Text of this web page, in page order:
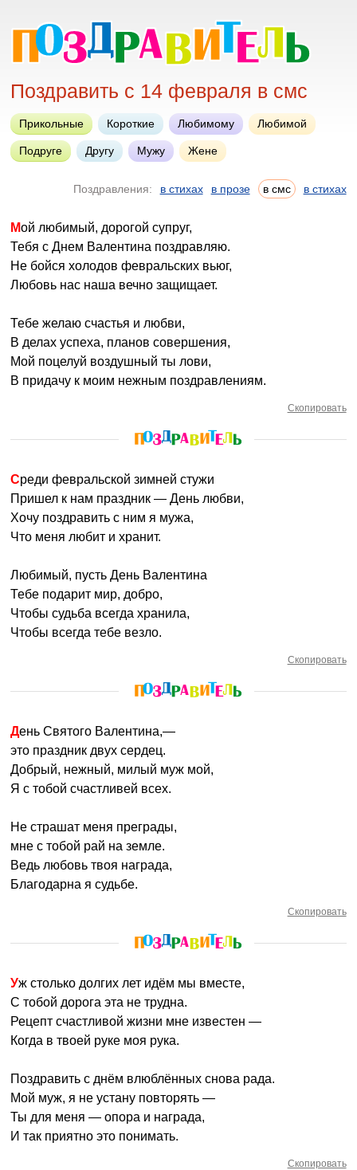
Поздравить с 14 февраля в смс
Прикольные Короткие Любимому Любимой
Подруге Другу Мужу Жене
Поздравления: в стихах в прозе в смс в стихах
Мой любимый, дорогой супруг,
Тебя с Днем Валентина поздравляю.
Не бойся холодов февральских вьюг,
Любовь нас наша вечно защищает.
Тебе желаю счастья и любви,
В делах успеха, планов совершения,
Мой поцелуй воздушный ты лови,
В придачу к моим нежным поздравлениям.
Скопировать
Среди февральской зимней стужи
Пришел к нам праздник — День любви,
Хочу поздравить с ним я мужа,
Что меня любит и хранит.
Любимый, пусть День Валентина
Тебе подарит мир, добро,
Чтобы судьба всегда хранила,
Чтобы всегда тебе везло.
Скопировать
День Святого Валентина,—
это праздник двух сердец.
Добрый, нежный, милый муж мой,
Я с тобой счастливей всех.
Не страшат меня преграды,
мне с тобой рай на земле.
Ведь любовь твоя награда,
Благодарна я судьбе.
Скопировать
Уж столько долгих лет идём мы вместе,
С тобой дорога эта не трудна.
Рецепт счастливой жизни мне известен —
Когда в твоей руке моя рука.
Поздравить с днём влюблённых снова рада.
Мой муж, я не устану повторять —
Ты для меня — опора и награда,
И так приятно это понимать.
Скопировать